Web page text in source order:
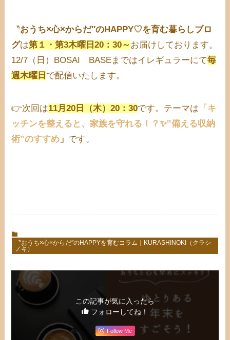
〝おうち×心×からだ″のHAPPY♡を育む暮らしブロ
グは第１・第3木曜日20：30～ お届けしております。
12/7（日）BOSAI BASEまではイレギュラーにて毎
週木曜日 で配信いたします。
👉次回は11月20日（木）20：30です。テーマは 「キ
ッチンを整えると、家族を守れる！？✨‟備える収納
術”のすすめ 」 です。
〝おうち×心×からだ″のHAPPYを育むコラム｜KURASHINOKI（クラシ
ノキ）
この記事が気に入ったら
フォローしてね！
Follow Me